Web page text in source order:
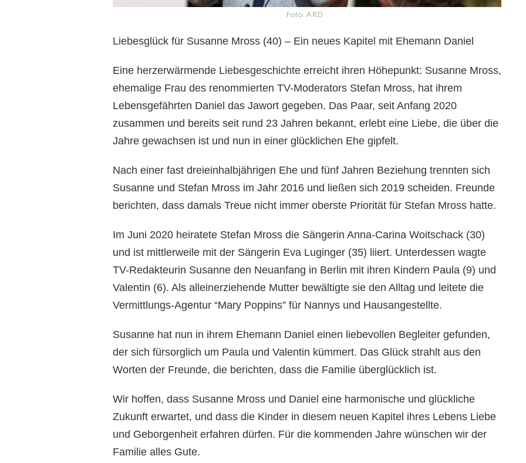
Foto: ARD
Liebesglück für Susanne Mross (40) – Ein neues Kapitel mit Ehemann Daniel
Eine herzerwärmende Liebesgeschichte erreicht ihren Höhepunkt: Susanne Mross,
ehemalige Frau des renommierten TV-Moderators Stefan Mross, hat ihrem
Lebensgefährten Daniel das Jawort gegeben. Das Paar, seit Anfang 2020
zusammen und bereits seit rund 23 Jahren bekannt, erlebt eine Liebe, die über die
Jahre gewachsen ist und nun in einer glücklichen Ehe gipfelt.
Nach einer fast dreieinhalbjährigen Ehe und fünf Jahren Beziehung trennten sich
Susanne und Stefan Mross im Jahr 2016 und ließen sich 2019 scheiden. Freunde
berichten, dass damals Treue nicht immer oberste Priorität für Stefan Mross hatte.
Im Juni 2020 heiratete Stefan Mross die Sängerin Anna-Carina Woitschack (30)
und ist mittlerweile mit der Sängerin Eva Luginger (35) liiert. Unterdessen wagte
TV-Redakteurin Susanne den Neuanfang in Berlin mit ihren Kindern Paula (9) und
Valentin (6). Als alleinerziehende Mutter bewältigte sie den Alltag und leitete die
Vermittlungs-Agentur “Mary Poppins” für Nannys und Hausangestellte.
Susanne hat nun in ihrem Ehemann Daniel einen liebevollen Begleiter gefunden,
der sich fürsorglich um Paula und Valentin kümmert. Das Glück strahlt aus den
Worten der Freunde, die berichten, dass die Familie überglücklich ist.
Wir hoffen, dass Susanne Mross und Daniel eine harmonische und glückliche
Zukunft erwartet, und dass die Kinder in diesem neuen Kapitel ihres Lebens Liebe
und Geborgenheit erfahren dürfen. Für die kommenden Jahre wünschen wir der
Familie alles Gute.